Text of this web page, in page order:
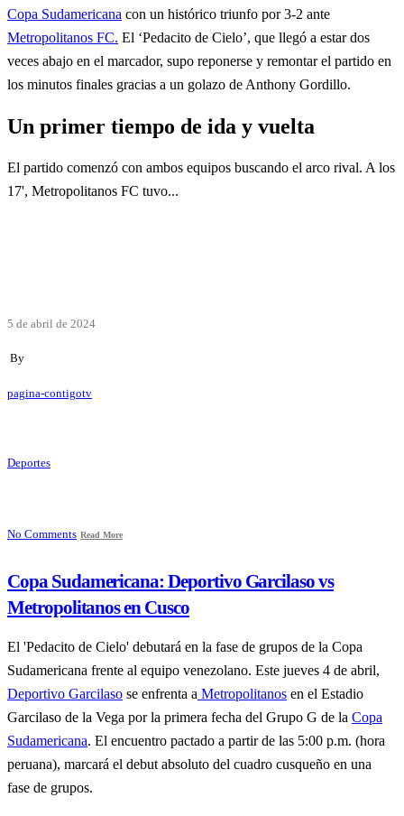
Copa Sudamericana con un histórico triunfo por 3-2 ante
Metropolitanos FC. El ‘Pedacito de Cielo’, que llegó a estar dos
veces abajo en el marcador, supo reponerse y remontar el partido en
los minutos finales gracias a un golazo de Anthony Gordillo.
Un primer tiempo de ida y vuelta
El partido comenzó con ambos equipos buscando el arco rival. A los
17', Metropolitanos FC tuvo...
5 de abril de 2024
By
pagina-contigotv
Deportes
No Comments Read More
Copa Sudamericana: Deportivo Garcilaso vs
Metropolitanos en Cusco
El 'Pedacito de Cielo' debutará en la fase de grupos de la Copa
Sudamericana frente al equipo venezolano. Este jueves 4 de abril,
Deportivo Garcilaso se enfrenta a Metropolitanos en el Estadio
Garcilaso de la Vega por la primera fecha del Grupo G de la Copa
Sudamericana. El encuentro pactado a partir de las 5:00 p.m. (hora
peruana), marcará el debut absoluto del cuadro cusqueño en una
fase de grupos.